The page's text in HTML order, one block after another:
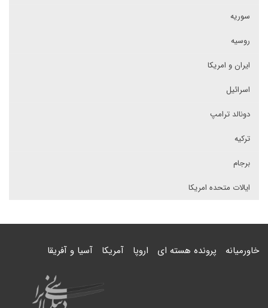
سوریه
روسیه
ایران و امریکا
اسرائیل
دونالد ترامپ
ترکیه
برجام
ایالات متحده امریکا
خاورمیانه پرونده هسته ای اروپا آمریکا آسیا و آفریقا